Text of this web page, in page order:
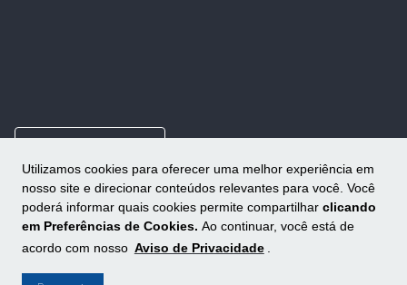
Utilizamos cookies para oferecer uma melhor experiência em
nosso site e direcionar conteúdos relevantes para você. Você
poderá informar quais cookies permite compartilhar clicando
em Preferências de Cookies. Ao continuar, você está de
acordo com nosso Aviso de Privacidade .